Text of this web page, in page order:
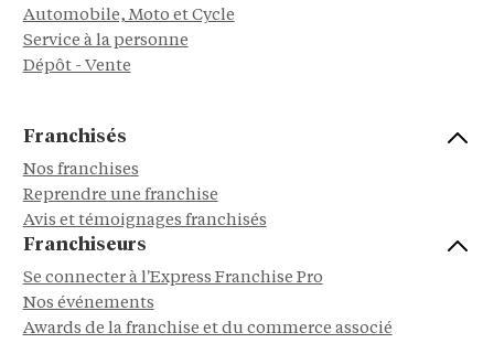
Automobile, Moto et Cycle
Service à la personne
Dépôt - Vente
Franchisés
Nos franchises
Reprendre une franchise
Avis et témoignages franchisés
Franchiseurs
Se connecter à l'Express Franchise Pro
Nos événements
Awards de la franchise et du commerce associé